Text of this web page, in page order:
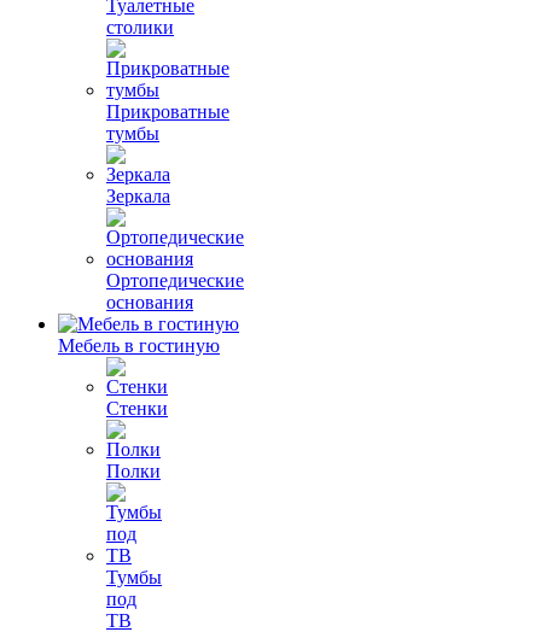
Туалетные
столики
Прикроватные
тумбы
Зеркала
Ортопедические
основания
Мебель в гостиную
Стенки
Полки
Тумбы
под
ТВ